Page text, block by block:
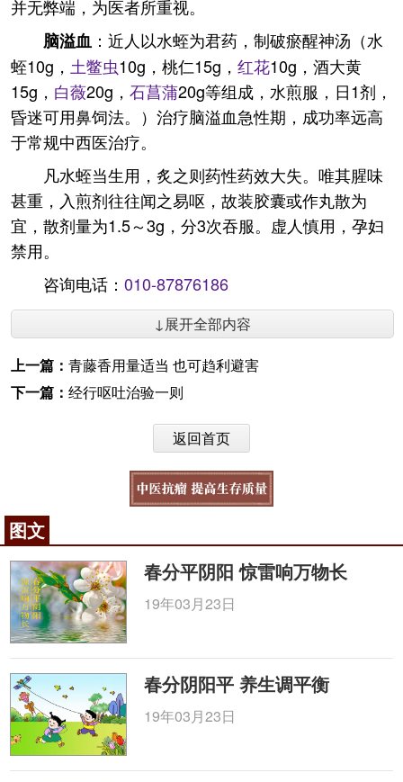
并无弊端，为医者所重视。
脑溢血 ：近人以水蛭为君药，制破瘀醒神汤（水
蛭10g， 土鳖虫10g，桃仁15g， 红花10g，酒大黄
15g， 白薇20g， 石菖蒲20g等组成，水煎服，日1剂，
昏迷可用鼻饲法。）治疗脑溢血急性期，成功率远高
于常规中西医治疗。
凡水蛭当生用，炙之则药性药效大失。唯其腥味
甚重，入煎剂往往闻之易呕，故装胶囊或作丸散为
宜，散剂量为1.5～3g，分3次吞服。虚人慎用，孕妇
禁用。
咨询电话： 010-87876186
↓展开全部内容
上一篇： 青藤香用量适当 也可趋利避害
下一篇： 经行呕吐治验一则
返回首页
图文
春分平阴阳 惊雷响万物长
19年03月23日
春分阴阳平 养生调平衡
19年03月23日